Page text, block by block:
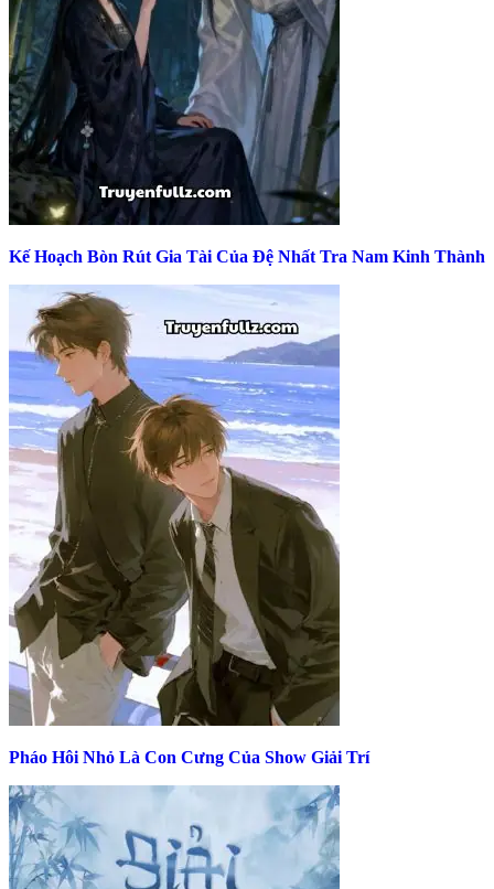
Kế Hoạch Bòn Rút Gia Tài Của Đệ Nhất Tra Nam Kinh Thành
Pháo Hôi Nhỏ Là Con Cưng Của Show Giải Trí